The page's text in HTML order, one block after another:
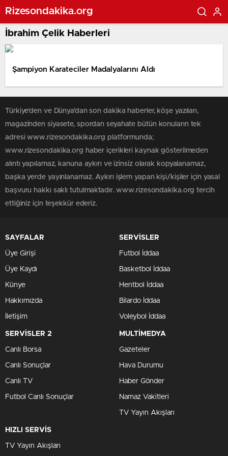
Rizesondakika.org
İbrahim Çelik Haberleri
Şampiyon Karateciler Madalyalarını Aldı
Türkiye'den ve Dünya’dan son dakika haberler, köşe yazıları,
magazinden siyasete, spordan seyahate bütün konuların tek
adresi www.rizesondakika.org platformunda;
www.rizesondakika.org haber içerikleri kaynak gösterilmeden
alıntı yapılamaz, kanuna aykırı ve izinsiz olarak kopyalanamaz,
başka yerde yayınlanamaz. Aykırı işlem yapan kişi/kişiler için yasal
başvuru hakkı saklı tutulmaktadır. www.rizesondakika.org tercih
ettiğiniz için teşekkür ederiz.
SAYFALAR
Üye Girişi
Üye Kaydı
Künye
Hakkımızda
İletişim
SERVİSLER
Futbol İddaa
Basketbol İddaa
Hentbol İddaa
Bilardo İddaa
Voleybol İddaa
SERVİSLER 2
Canlı Borsa
Canlı Sonuçlar
Canlı TV
Futbol Canlı Sonuçlar
MULTİMEDYA
Gazeteler
Hava Durumu
Haber Gönder
Namaz Vakitleri
TV Yayın Akışları
HIZLI SERVİS
TV Yayın Akışları